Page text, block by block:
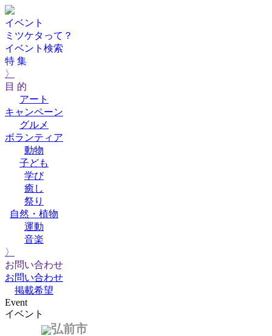
イベント
ミツケタって？
イベント検索
特 集
〉
目 的
アート
キャンペーン
グルメ
ボランティア
動物
子ども
学び
癒し
祭り
自然・植物
運動
音楽
〉
お問い合わせ
お問い合わせ
掲載希望
Event
イベント
弘前市